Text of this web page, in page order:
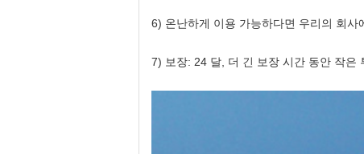
6) 온난하게 이용 가능하다면 우리의 회사
7) 보장: 24 달, 더 긴 보장 시간 동안 작은